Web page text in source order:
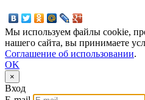
Мы используем файлы cookie,
нашего сайта, вы принимаете
Соглашение об использовании.
OK
×
Вход